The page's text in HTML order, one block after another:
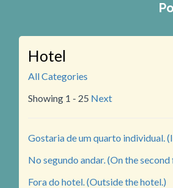
Hotel
All Categories
Showing 1 - 25 Next
Gostaria de um quarto individual.
No segundo andar. (On the second
Fora do hotel. (Outside the hotel.)